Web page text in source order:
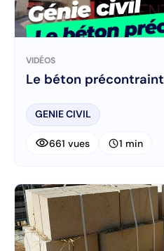
VIDÉOS
Le béton précontraint
GENIE CIVIL
visibility661 vues schedule1 min